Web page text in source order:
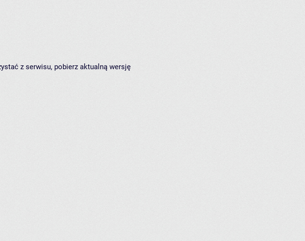
z serwisu, pobierz aktualną wersję